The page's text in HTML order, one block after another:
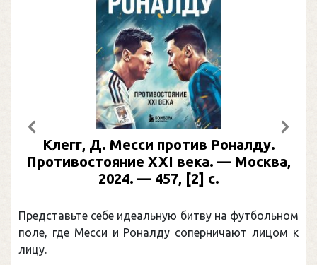
Клегг, Д. Месси против Роналду.
Противостояние XXI века. — Москва,
2024. — 457, [2] с.
Представьте себе идеальную битву на футбольном
поле, где Месси и Роналду соперничают лицом к
лицу.
Предыдущий